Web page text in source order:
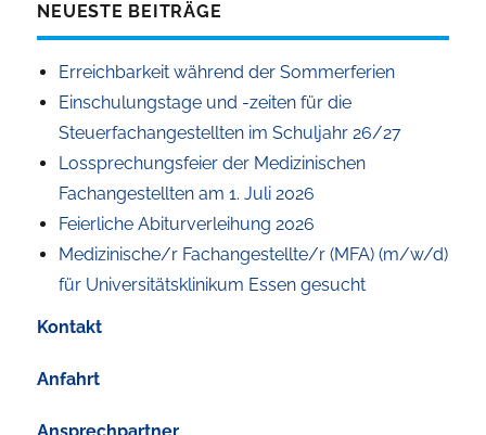
NEUESTE BEITRÄGE
Erreichbarkeit während der Sommerferien
Einschulungstage und -zeiten für die
Steuerfachangestellten im Schuljahr 26/27
Lossprechungsfeier der Medizinischen
Fachangestellten am 1. Juli 2026
Feierliche Abiturverleihung 2026
Medizinische/r Fachangestellte/r (MFA) (m/w/d)
für Universitätsklinikum Essen gesucht
Kontakt
Anfahrt